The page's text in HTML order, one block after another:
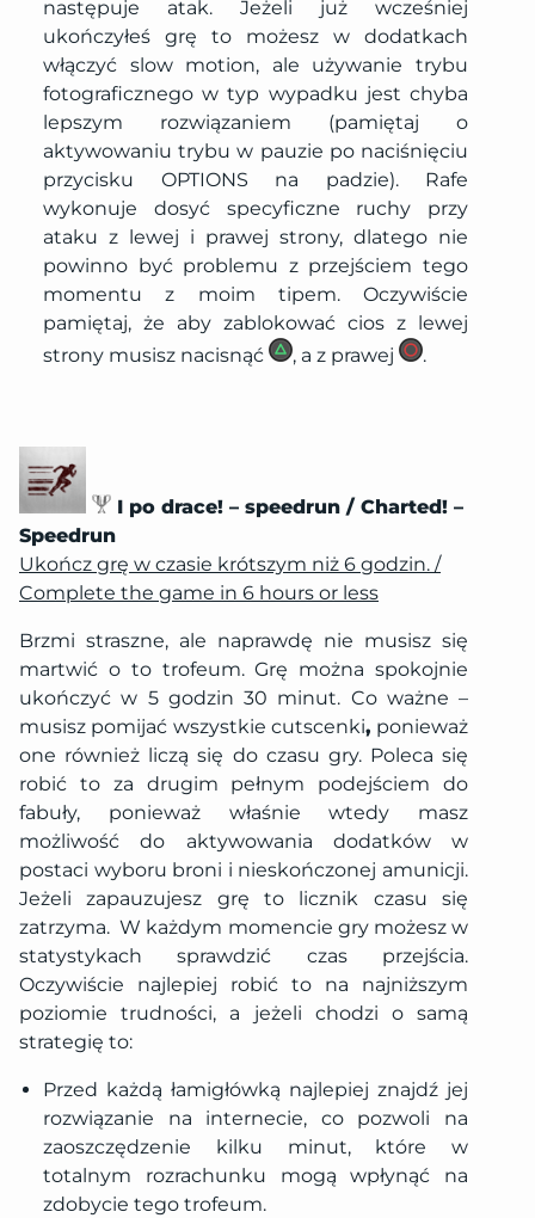
następuje atak. Jeżeli już wcześniej
ukończyłeś grę to możesz w dodatkach
włączyć slow motion, ale używanie trybu
fotograficznego w typ wypadku jest chyba
lepszym rozwiązaniem (pamiętaj o
aktywowaniu trybu w pauzie po naciśnięciu
przycisku OPTIONS na padzie). Rafe
wykonuje dosyć specyficzne ruchy przy
ataku z lewej i prawej strony, dlatego nie
powinno być problemu z przejściem tego
momentu z moim tipem. Oczywiście
pamiętaj, że aby zablokować cios z lewej
strony musisz nacisnąć
, a z prawej .
I po drace! – speedrun / Charted! –
Speedrun
Ukończ grę w czasie krótszym niż 6 godzin. /
Complete the game in 6 hours or less
Brzmi straszne, ale naprawdę nie musisz się
martwić o to trofeum. Grę można spokojnie
ukończyć w 5 godzin 30 minut. Co ważne –
musisz pomijać wszystkie cutscenki, ponieważ
one również liczą się do czasu gry. Poleca się
robić to za drugim pełnym podejściem do
fabuły, ponieważ właśnie wtedy masz
możliwość do aktywowania dodatków w
postaci wyboru broni i nieskończonej amunicji.
Jeżeli zapauzujesz grę to licznik czasu się
zatrzyma. W każdym momencie gry możesz w
statystykach sprawdzić czas przejścia.
Oczywiście najlepiej robić to na najniższym
poziomie trudności, a jeżeli chodzi o samą
strategię to:
Przed każdą łamigłówką najlepiej znajdź jej
rozwiązanie na internecie, co pozwoli na
zaoszczędzenie kilku minut, które w
totalnym rozrachunku mogą wpłynąć na
zdobycie tego trofeum.